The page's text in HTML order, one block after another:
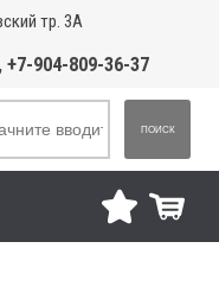
тр. 3А
+7-904-809-36-37
ПОИСК